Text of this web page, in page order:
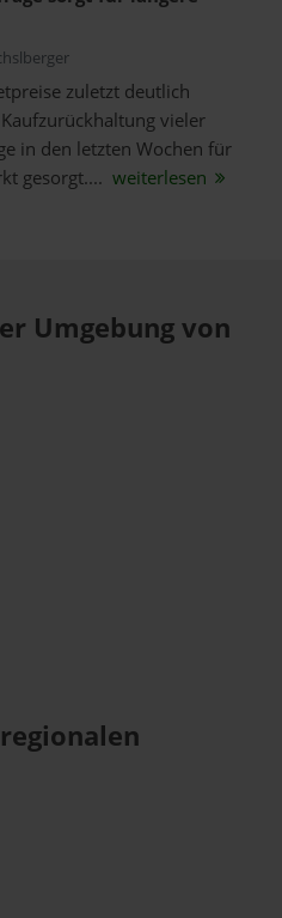
zuletzt deutlich
vieler
in den letzten Wochen für
gesorgt.... weiterlesen
Umgebung von